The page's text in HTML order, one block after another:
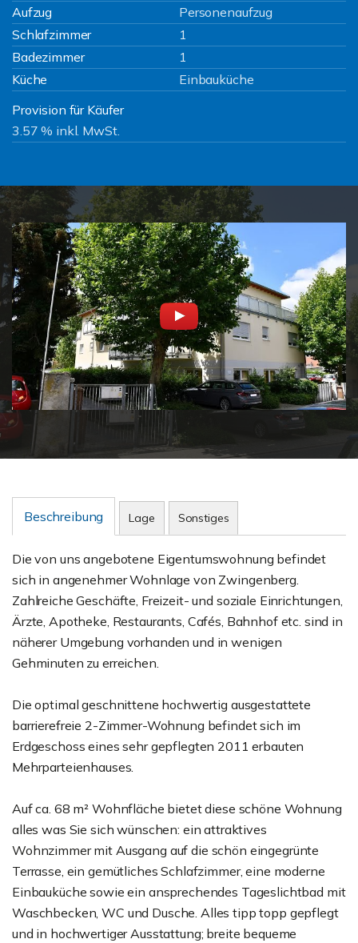
Aufzug
Personenaufzug
Schlafzimmer
1
Badezimmer
1
Küche
Einbauküche
Provision für Käufer
3.57 % inkl. MwSt.
Beschreibung Lage Sonstiges
Die von uns angebotene Eigentumswohnung befindet
sich in angenehmer Wohnlage von Zwingenberg.
Zahlreiche Geschäfte, Freizeit- und soziale Einrichtungen,
Ärzte, Apotheke, Restaurants, Cafés, Bahnhof etc. sind in
näherer Umgebung vorhanden und in wenigen
Gehminuten zu erreichen.
Die optimal geschnittene hochwertig ausgestattete
barrierefreie 2-Zimmer-Wohnung befindet sich im
Erdgeschoss eines sehr gepflegten 2011 erbauten
Mehrparteienhauses.
Auf ca. 68 m² Wohnfläche bietet diese schöne Wohnung
alles was Sie sich wünschen: ein attraktives
Wohnzimmer mit Ausgang auf die schön eingegrünte
Terrasse, ein gemütliches Schlafzimmer, eine moderne
Einbauküche sowie ein ansprechendes Tageslichtbad mit
Waschbecken, WC und Dusche. Alles tipp topp gepflegt
und in hochwertiger Ausstattung; breite bequeme